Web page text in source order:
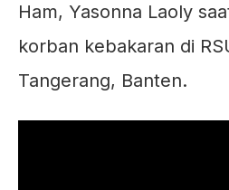
Ham, Yasonna Laoly
korban kebakaran di
Tangerang, Banten.